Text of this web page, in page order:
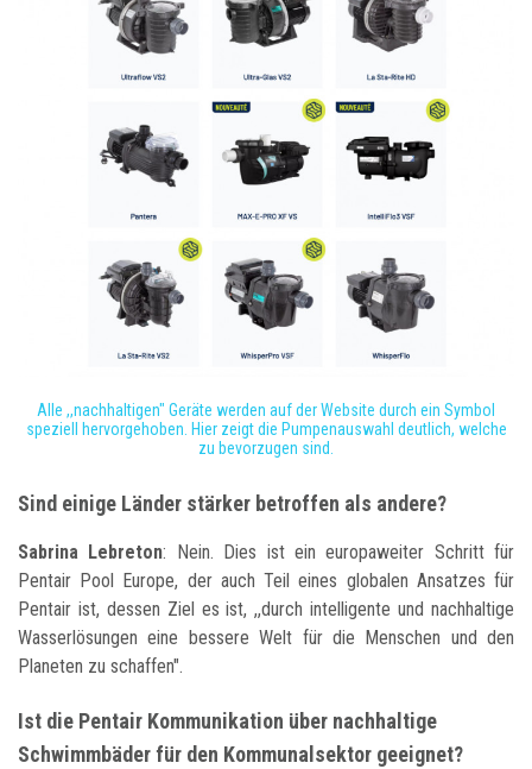
Alle ,,nachhaltigen" Geräte werden auf der Website durch ein Symbol
speziell hervorgehoben. Hier zeigt die Pumpenauswahl deutlich, welche
zu bevorzugen sind.
Sind einige Länder stärker betroffen als andere?
Sabrina Lebreton: Nein. Dies ist ein europaweiter Schritt für
Pentair Pool Europe, der auch Teil eines globalen Ansatzes für
Pentair ist, dessen Ziel es ist, ,,durch intelligente und nachhaltige
Wasserlösungen eine bessere Welt für die Menschen und den
Planeten zu schaffen".
Ist die Pentair Kommunikation über nachhaltige
Schwimmbäder für den Kommunalsektor geeignet?